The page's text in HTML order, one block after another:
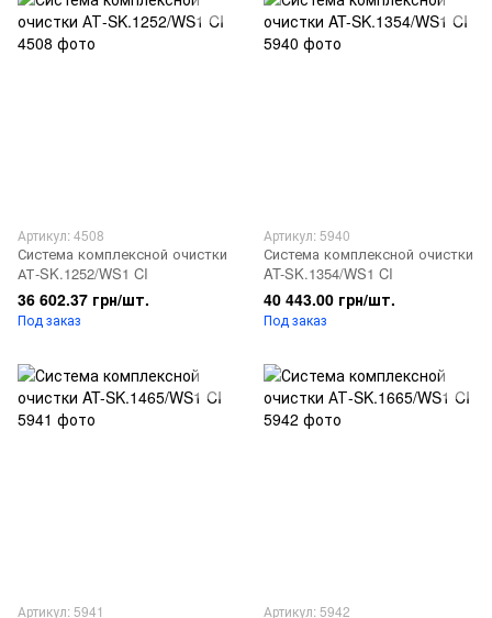
Артикул: 4508
Система комплексной очистки
АТ-SK.1252/WS1 CI
36 602.37 грн/шт.
Под заказ
Артикул: 5940
Система комплексной очистки
AT-SK.1354/WS1 CI
40 443.00 грн/шт.
Под заказ
Артикул: 5941 Артикул: 5942